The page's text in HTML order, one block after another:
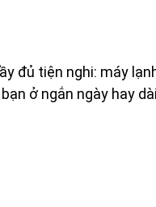
đủ tiện nghi: máy
ở ngắn ngày hay